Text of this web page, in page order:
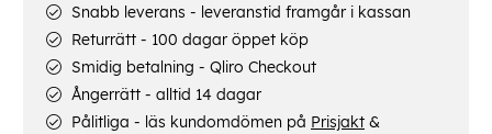
Snabb leverans - leveranstid framgår i kassan
Returrätt - 100 dagar öppet köp
Smidig betalning - Qliro Checkout
Ångerrätt - alltid 14 dagar
Pålitliga - läs kundomdömen på Prisjakt &